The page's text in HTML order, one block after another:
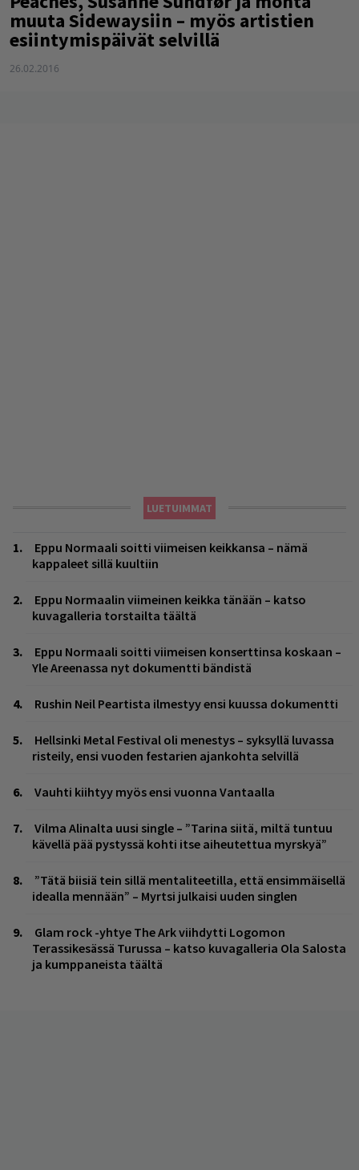
muuta Sidewaysiin – myös artistien
esiintymispäivät selvillä
26.02.2016
LUETUIMMAT
Eppu Normaali soitti viimeisen keikkansa – nämä
kappaleet sillä kuultiin
Eppu Normaalin viimeinen keikka tänään – katso
kuvagalleria torstailta täältä
Eppu Normaali soitti viimeisen konserttinsa koskaan –
Yle Areenassa nyt dokumentti bändistä
Rushin Neil Peartista ilmestyy ensi kuussa dokumentti
Hellsinki Metal Festival oli menestys – syksyllä luvassa
risteily, ensi vuoden festarien ajankohta selvillä
Vauhti kiihtyy myös ensi vuonna Vantaalla
Vilma Alinalta uusi single – ”Tarina siitä, miltä tuntuu
kävellä pää pystyssä kohti itse aiheutettua myrskyä”
”Tätä biisiä tein sillä mentaliteetilla, että ensimmäisellä
idealla mennään” – Myrtsi julkaisi uuden singlen
Glam rock -yhtye The Ark viihdytti Logomon
Terassikesässä Turussa – katso kuvagalleria Ola Salosta
ja kumppaneista täältä